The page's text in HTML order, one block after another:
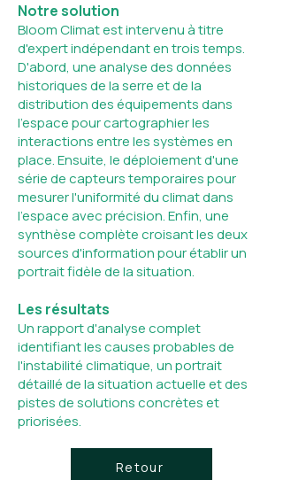
Notre solution
Bloom Climat est intervenu à titre
d'expert indépendant en trois temps.
D'abord, une analyse des données
historiques de la serre et de la
distribution des équipements dans
l'espace pour cartographier les
interactions entre les systèmes en
place. Ensuite, le déploiement d'une
série de capteurs temporaires pour
mesurer l'uniformité du climat dans
l'espace avec précision. Enfin, une
synthèse complète croisant les deux
sources d'information pour établir un
portrait fidèle de la situation.
Les résultats
Un rapport d'analyse complet
identifiant les causes probables de
l'instabilité climatique, un portrait
détaillé de la situation actuelle et des
pistes de solutions concrètes et
priorisées.
Retour